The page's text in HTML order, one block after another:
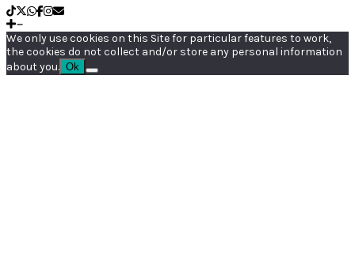
We only use cookies on this Site for particular features to work,
the cookies do not collect and/or store any personal information
about you. Ok